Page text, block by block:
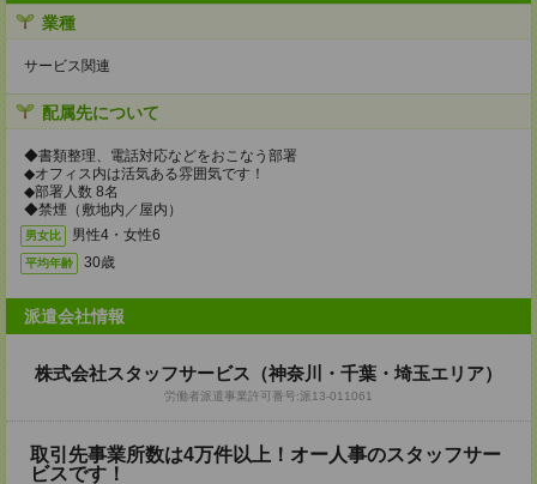
業種
サービス関連
配属先について
◆書類整理、電話対応などをおこなう部署
◆オフィス内は活気ある雰囲気です！
◆部署人数 8名
◆禁煙（敷地内／屋内）
男女比 男性4・女性6
平均年齢 30歳
派遣会社情報
株式会社スタッフサービス（神奈川・千葉・埼玉エリア）
労働者派遣事業許可番号:派13-011061
取引先事業所数は4万件以上！オー人事のスタッフサー
ビスです！